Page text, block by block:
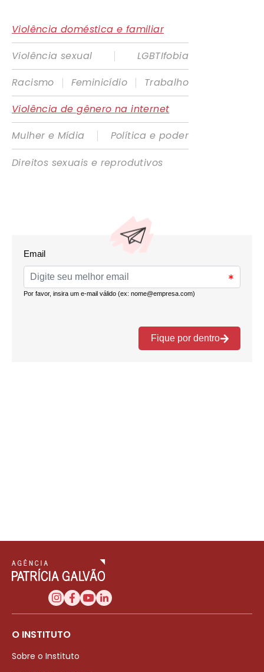
Violência doméstica e familiar
Violência sexual
|
LGBTIfobia
Racismo
| Feminicídio |
Trabalho
Violência de gênero na internet
Mulher e Mídia
|
Política e poder
Direitos sexuais e reprodutivos
O INSTITUTO
Sobre o Instituto